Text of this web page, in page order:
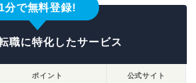
1分で無料登録!
職に特化したサービス
ポイント 公式サイト